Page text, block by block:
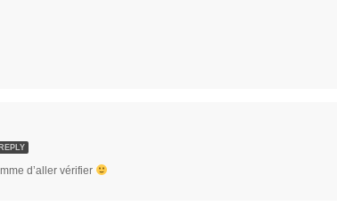
REPLY
d’aller vérifier